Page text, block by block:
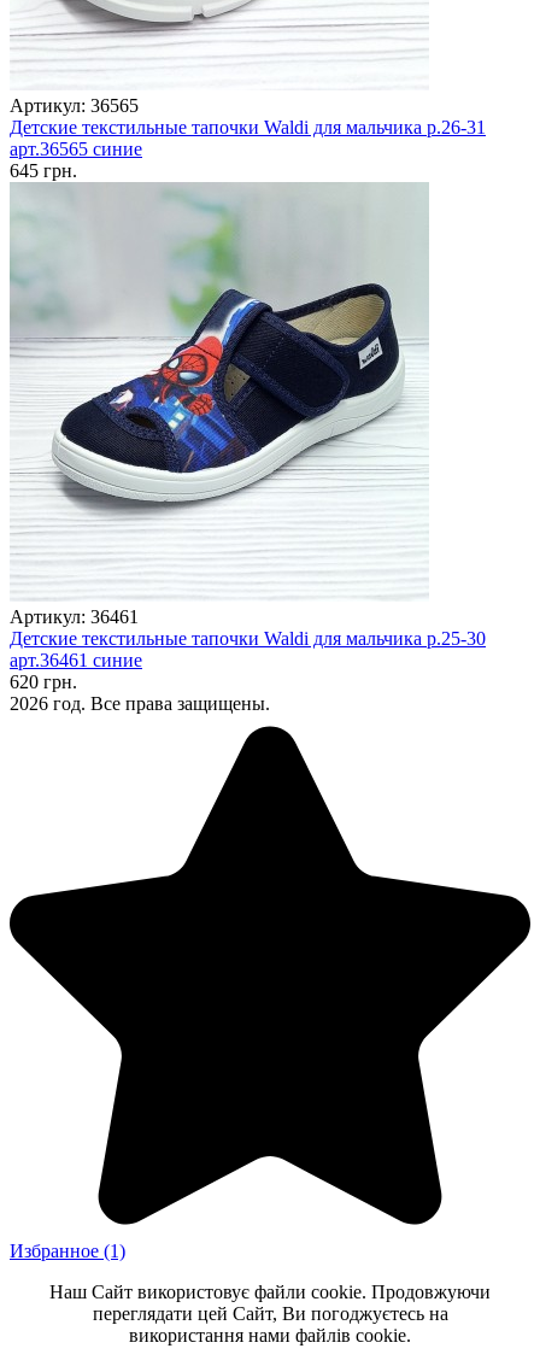
Артикул: 36565
Детские текстильные тапочки Waldi для мальчика р.26-31
арт.36565 синие
645 грн.
Артикул: 36461
Детские текстильные тапочки Waldi для мальчика р.25-30
арт.36461 синие
620 грн.
2026 год. Все права защищены.
Избранное (1)
Наш Сайт використовує файли cookie. Продовжуючи
переглядати цей Сайт, Ви погоджуєтесь на
використання нами файлів cookie.